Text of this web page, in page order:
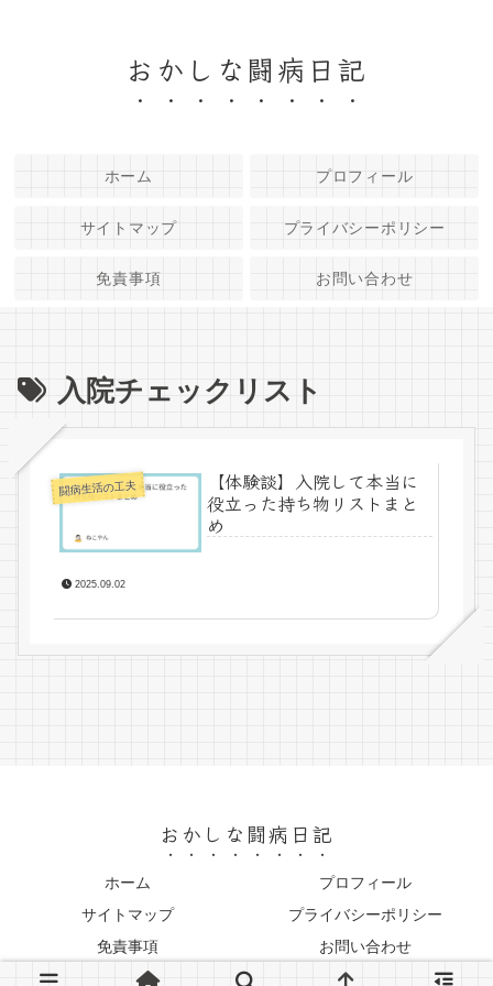
おかしな闘病日記
ホーム プロフィール
サイトマップ プライバシーポリシー
免責事項 お問い合わせ
入院チェックリスト
闘病生活の工夫
【体験談】入院して本当に
役立った持ち物リストまと
め
2025.09.02
おかしな闘病日記
ホーム
プロフィール
サイトマップ
プライバシーポリシー
免責事項
お問い合わせ